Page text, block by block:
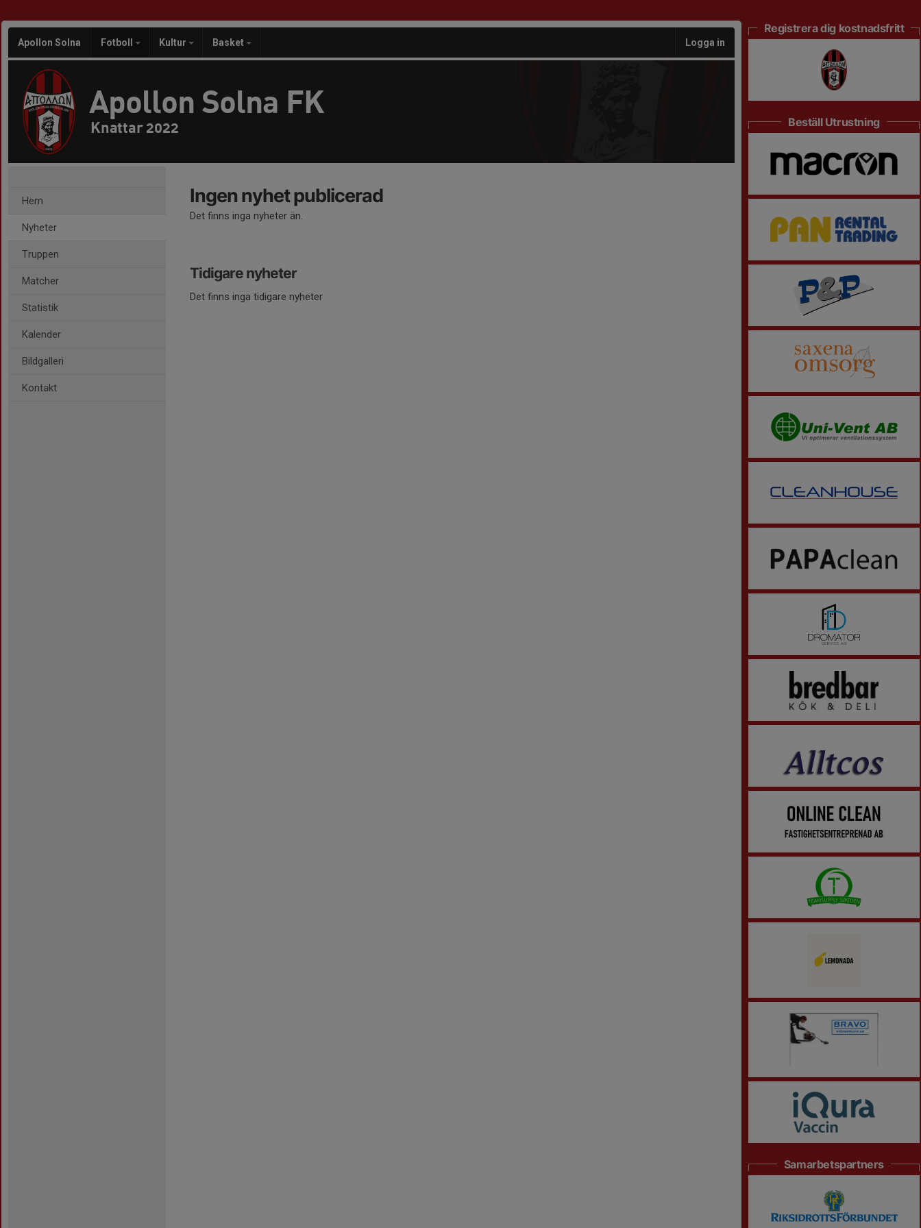
Apollon Solna Fotboll Kultur Basket Logga in
Apollon Solna FK
Knattar 2022
Hem
Nyheter
Truppen
Matcher
Statistik
Kalender
Bildgalleri
Kontakt
Ingen nyhet publicerad
Det finns inga nyheter än.
Tidigare nyheter
Det finns inga tidigare nyheter
Registrera dig kostnadsfritt
Beställ Utrustning
Samarbetspartners